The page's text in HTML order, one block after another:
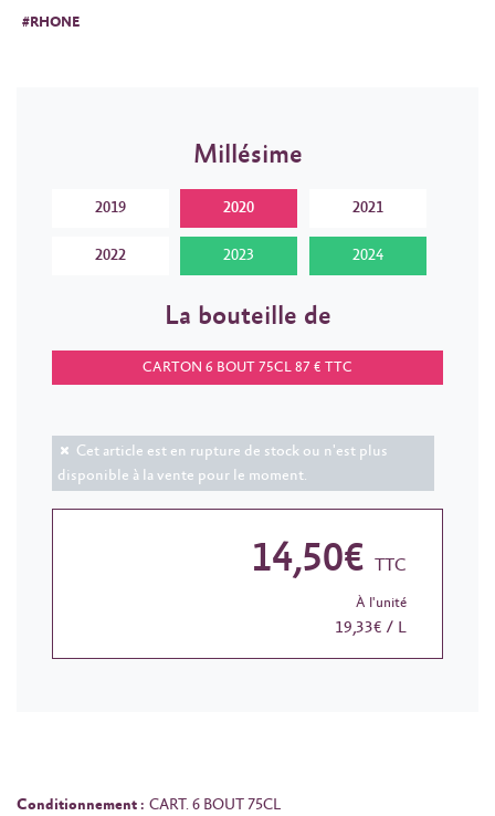
#RHONE
Millésime
2019 2020 2021
2022 2023 2024
La bouteille de
CARTON 6 BOUT 75CL 87 € TTC
Cet article est en rupture de stock ou n'est plus
disponible à la vente pour le moment.
14,50€ TTC
À l'unité
19,33€ / L
Conditionnement : CART. 6 BOUT 75CL